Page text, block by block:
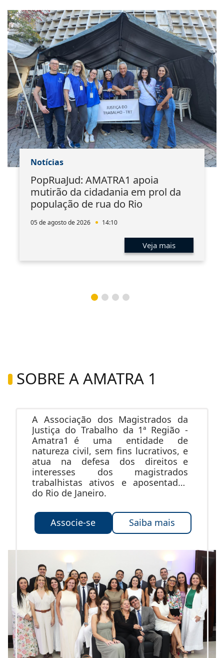
Notícias
PopRuaJud: AMATRA1 apoia
mutirão da cidadania em prol da
população de rua do Rio
05 de agosto de 2026 14:10
Veja mais
SOBRE A AMATRA 1
A Associação dos Magistrados da
Justiça do Trabalho da 1ª Região -
Amatra1 é uma entidade de
natureza civil, sem fins lucrativos, e
atua na defesa dos direitos e
interesses dos magistrados
trabalhistas ativos e aposentados
do Rio de Janeiro.
Associe-se Saiba mais